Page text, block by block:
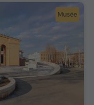
Musée